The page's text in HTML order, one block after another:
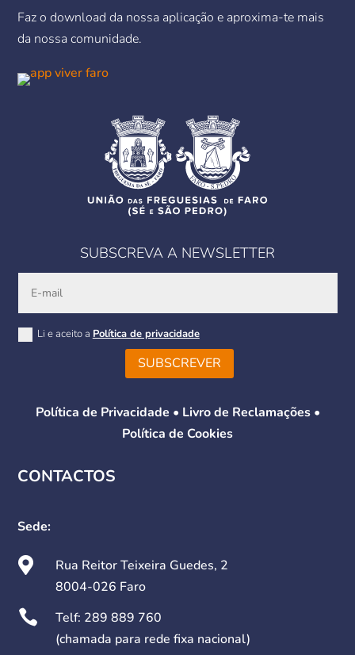
Faz o download da nossa aplicação e aproxima-te mais
da nossa comunidade.
SUBSCREVA A NEWSLETTER
Li e aceito a Política de privacidade
SUBSCREVER
Política de Privacidade • Livro de Reclamações•
Política de Cookies
CONTACTOS
Sede:

Rua Reitor Teixeira Guedes, 2
8004-026 Faro
 Telf: 289 889 760
(chamada para rede fixa nacional)